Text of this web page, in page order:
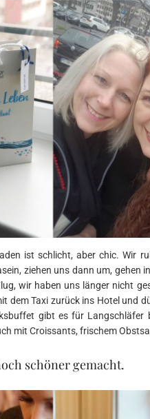
ist schlicht, aber chic. Wir
ziehen uns dann um, gehen
wir haben uns länger nicht
dem Taxi zurück ins Hotel und
gibt es für
mit Croissants, frischem
schöner gemacht.